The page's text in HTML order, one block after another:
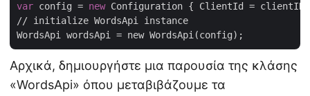
var config = new Configuration { ClientId =
// initialize WordsApi instance
Αρχικά, δημιουργήστε μια παρουσία της κλάσης
«WordsApi» όπου μεταβιβάζουμε τα